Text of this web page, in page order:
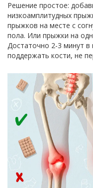
Решение простое:
низкоамплитудных
прыжков на месте с
пола. Или прыжки на
Достаточно 2-3 минут
поддержать кости, не